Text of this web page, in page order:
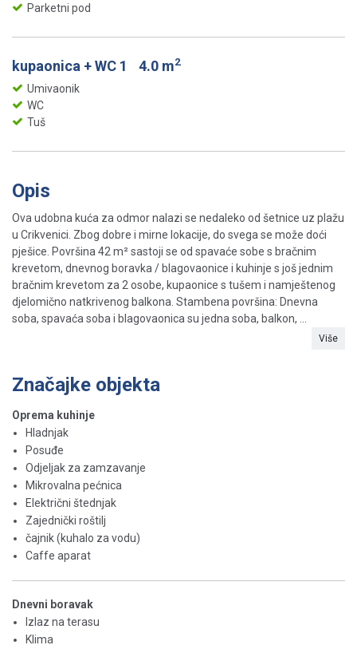
Parketni pod
kupaonica + WC 1 4.0 m2
Umivaonik
WC
Tuš
Opis
Ova udobna kuća za odmor nalazi se nedaleko od šetnice uz plažu
u Crikvenici. Zbog dobre i mirne lokacije, do svega se može doći
pješice. Površina 42 m² sastoji se od spavaće sobe s bračnim
krevetom, dnevnog boravka / blagovaonice i kuhinje s još jednim
bračnim krevetom za 2 osobe, kupaonice s tušem i namještenog
djelomično natkrivenog balkona. Stambena površina: Dnevna
soba, spavaća soba i blagovaonica su jedna soba, balkon, ...
Više
Značajke objekta
Oprema kuhinje
Hladnjak
Posuđe
Odjeljak za zamzavanje
Mikrovalna pećnica
Električni štednjak
Zajednički roštilj
čajnik (kuhalo za vodu)
Caffe aparat
Dnevni boravak
Izlaz na terasu
Klima